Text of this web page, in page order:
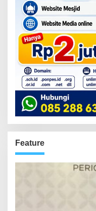
Feature